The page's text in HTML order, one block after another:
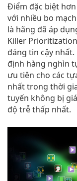
Điểm đặc biệt hơn
với nhiều bo
là hãng đã áp
Killer
đáng tin cậy
định hàng nghìn
ưu tiên cho các
nhất trong thời
tuyến không bị
độ trễ thấp nhất.